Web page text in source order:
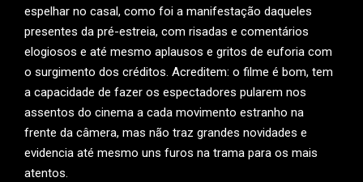
espelhar no casal, como foi a manifestação daqueles
presentes da pré-estreia, com risadas e comentários
elogiosos e até mesmo aplausos e gritos de euforia com
o surgimento dos créditos. Acreditem: o filme é bom, tem
a capacidade de fazer os espectadores pularem nos
assentos do cinema a cada movimento estranho na
frente da câmera, mas não traz grandes novidades e
evidencia até mesmo uns furos na trama para os mais
atentos.